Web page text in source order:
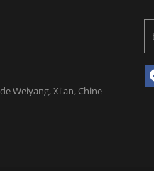
Weiyang, Xi'an, Chine